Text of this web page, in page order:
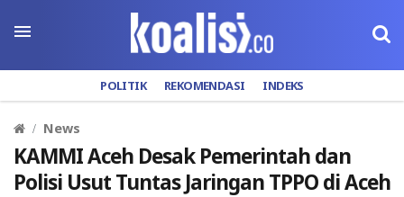
POLITIK REKOMENDASI INDEKS
News
KAMMI Aceh Desak Pemerintah dan
Polisi Usut Tuntas Jaringan TPPO di Aceh